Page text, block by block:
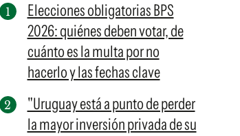
Suscribite x US$ 3,45
Elecciones obligatorias BPS
2026: quiénes deben votar, de
cuánto es la multa por no
hacerlo y las fechas clave
"Uruguay está a punto de perder
la mayor inversión privada de su